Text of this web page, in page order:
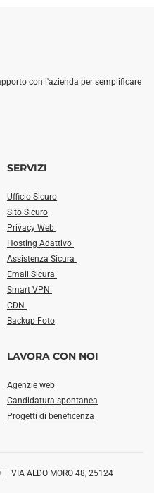
con l'azienda per semplificare
SERVIZI
Ufficio Sicuro
Sito Sicuro
Privacy Web
Hosting Adattivo
Assistenza Sicura
Email Sicura
Smart VPN
CDN
Backup Foto
LAVORA CON NOI
Agenzie web
Candidatura spontanea
Progetti di beneficenza
| VIA ALDO MORO 48, 25124